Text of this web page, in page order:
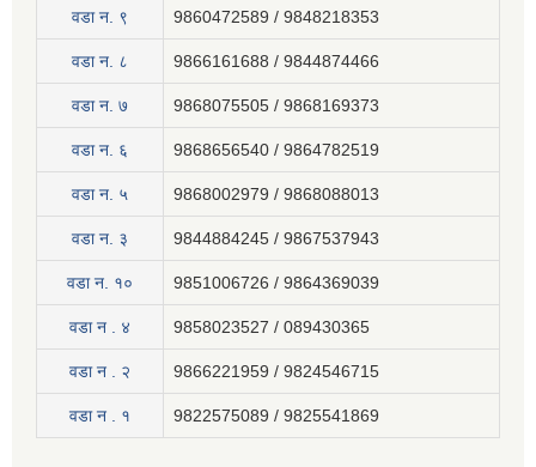
वडा न. ९ 9860472589 / 9848218353
वडा न. ८ 9866161688 / 9844874466
वडा न. ७ 9868075505 / 9868169373
वडा न. ६ 9868656540 / 9864782519
वडा न. ५ 9868002979 / 9868088013
वडा न. ३ 9844884245 / 9867537943
वडा न. १० 9851006726 / 9864369039
वडा न . ४ 9858023527 / 089430365
वडा न . २ 9866221959 / 9824546715
वडा न . १ 9822575089 / 9825541869